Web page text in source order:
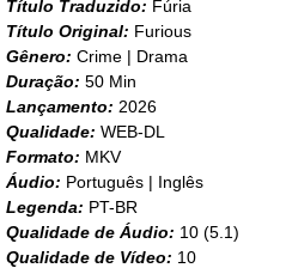
Título Traduzido: Fúria
Título Original: Furious
Gênero: Crime | Drama
Duração: 50 Min
Lançamento: 2026
Qualidade: WEB-DL
Formato: MKV
Áudio: Português | Inglês
Legenda: PT-BR
Qualidade de Áudio: 10 (5.1)
Qualidade de Vídeo: 10